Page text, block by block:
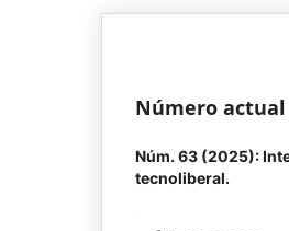
Número actual
Núm. 63 (2025):
tecnoliberal.